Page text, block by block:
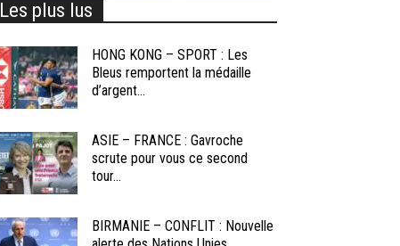
Les plus lus
HONG KONG – SPORT : Les
Bleus remportent la médaille
d’argent...
ASIE – FRANCE : Gavroche
scrute pour vous ce second
tour...
BIRMANIE – CONFLIT : Nouvelle